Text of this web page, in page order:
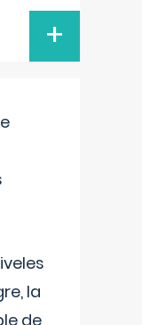
+
la
de